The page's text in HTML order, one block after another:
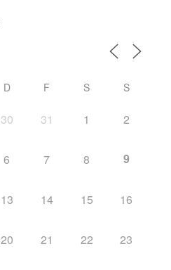
D F S S
30 31 1 2
6 7 8 9
13 14 15 16
20 21 22 23